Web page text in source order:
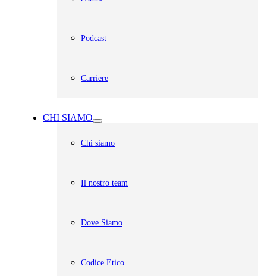
Podcast
Carriere
CHI SIAMO
Chi siamo
Il nostro team
Dove Siamo
Codice Etico